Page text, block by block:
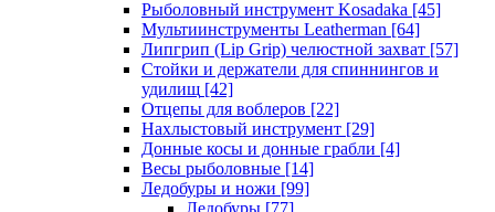
Рыболовный инструмент Kosadaka [45]
Мультиинструменты Leatherman [64]
Липгрип (Lip Grip) челюстной захват [57]
Стойки и держатели для спиннингов и
удилищ [42]
Отцепы для воблеров [22]
Нахлыстовый инструмент [29]
Донные косы и донные грабли [4]
Весы рыболовные [14]
Ледобуры и ножи [99]